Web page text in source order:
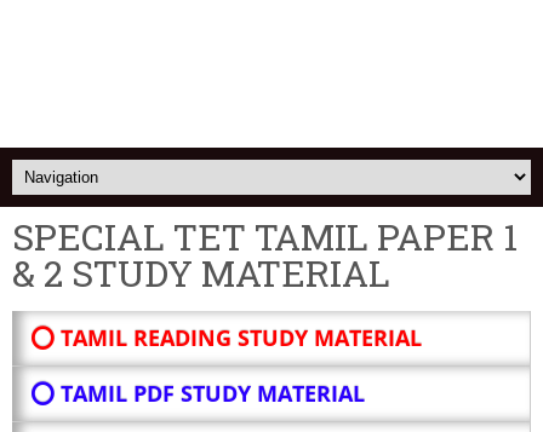
SPECIAL TET TAMIL PAPER 1
& 2 STUDY MATERIAL
⭕ TAMIL READING STUDY MATERIAL
⭕ TAMIL PDF STUDY MATERIAL